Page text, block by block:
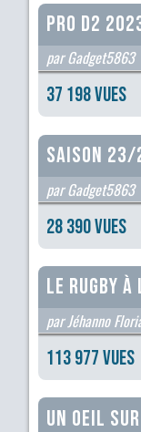
PRO D2
par Gadget5863
37 198 vues
Saison
par Gadget5863
28 390 vues
Le Rugby à
par Jéhanno
113 977 vues
Un oeil